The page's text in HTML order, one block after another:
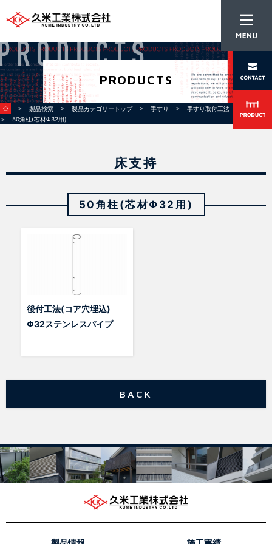
PRODUCTS
＞ 製品検索 ＞ 製品カテゴリートップ＞ 手すり ＞ 手すり取付工法 ＞ 床支持
＞ 50角柱(芯材Φ32用)
床支持
50角柱(芯材Φ32用)
後付工法(コア穴埋込)
Φ32ステンレスパイプ
BACK